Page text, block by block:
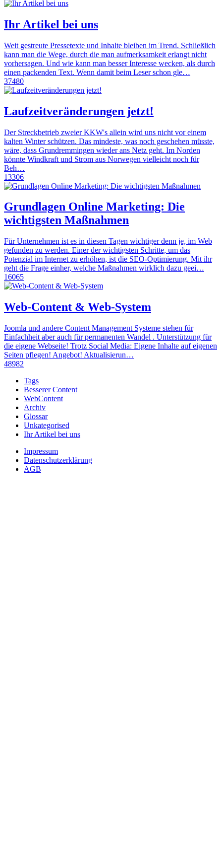
Ihr Artikel bei uns
Weit gestreute Pressetexte und Inhalte bleiben im Trend. Schließlich
kann man die Wege, durch die man aufmerksamkeit erlangt nicht
vorhersagen. Und wie kann man besser Interesse wecken, als durch
einen packenden Text. Wenn damit beim Leser schon gle…
37480
Laufzeitveränderungen jetzt!
Der Streckbetrieb zweier KKW's allein wird uns nicht vor einem
kalten Winter schützen. Das mindeste, was noch geschehen müsste,
wäre, dass Grundremmingen wieder ans Netz geht. Im Norden
könnte Windkraft und Strom aus Norwegen vielleicht noch für
Beh…
13306
Grundlagen Online Marketing: Die
wichtigsten Maßnahmen
Für Unternehmen ist es in diesen Tagen wichtiger denn je, im Web
gefunden zu werden. Einer der wichtigsten Schritte, um das
Potenzial im Internet zu erhöhen, ist die SEO-Optimierung. Mit ihr
geht die Frage einher, welche Maßnahmen wirklich dazu geei…
16065
Web-Content & Web-System
Joomla und andere Content Management Systeme stehen für
Einfachheit aber auch für permanenten Wandel . Unterstützung für
die eigene Webseite! Trotz Social Media: Eigene Inhalte auf eigenen
Seiten pflegen! Angebot! Aktualisierun…
48982
Tags
Besserer Content
WebContent
Archiv
Glossar
Unkategorised
Ihr Artikel bei uns
Impressum
Datenschutzerklärung
AGB